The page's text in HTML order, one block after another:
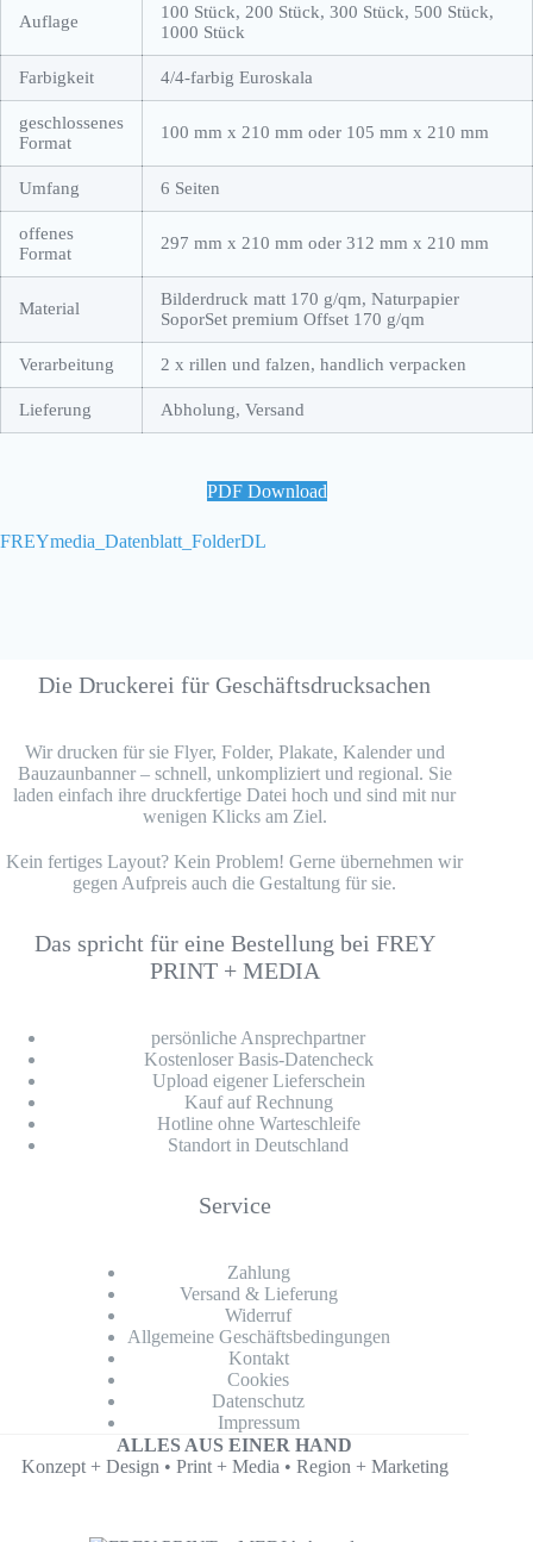
Auflage
100 Stück, 200 Stück, 300 Stück, 500 Stück,
1000 Stück
Farbigkeit 4/4-farbig Euroskala
geschlossenes
Format
100 mm x 210 mm oder 105 mm x 210 mm
Umfang 6 Seiten
offenes
Format
297 mm x 210 mm oder 312 mm x 210 mm
Material
Bilderdruck matt 170 g/qm, Naturpapier
SoporSet premium Offset 170 g/qm
Verarbeitung 2 x rillen und falzen, handlich verpacken
Lieferung Abholung, Versand
PDF Download
FREYmedia_Datenblatt_FolderDL
Die Druckerei für Geschäftsdrucksachen
Wir drucken für sie Flyer, Folder, Plakate, Kalender und
Bauzaunbanner – schnell, unkompliziert und regional. Sie
laden einfach ihre druckfertige Datei hoch und sind mit nur
wenigen Klicks am Ziel.
Kein fertiges Layout? Kein Problem! Gerne übernehmen wir
gegen Aufpreis auch die Gestaltung für sie.
Das spricht für eine Bestellung bei FREY
PRINT + MEDIA
persönliche Ansprechpartner
Kostenloser Basis-Datencheck
Upload eigener Lieferschein
Kauf auf Rechnung
Hotline ohne Warteschleife
Standort in Deutschland
Service
Zahlung
Versand & Lieferung
Widerruf
Allgemeine Geschäftsbedingungen
Kontakt
Cookies
Datenschutz
Impressum
ALLES AUS EINER HAND
Konzept + Design • Print + Media • Region + Marketing